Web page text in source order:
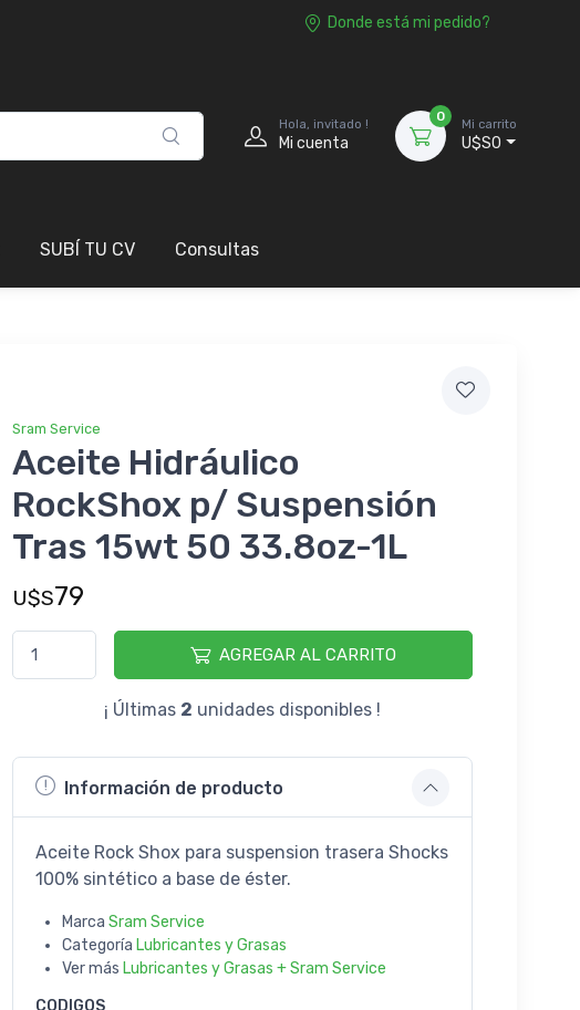
Donde está mi pedido?
Hola, invitado !
Mi cuenta
0
Mi carrito
U$S0
SUBÍ TU CV Consultas
Sram Service
Aceite Hidráulico
RockShox p/ Suspensión
Tras 15wt 50 33.8oz-1L
U$S79
AGREGAR AL CARRITO
¡ Últimas 2 unidades disponibles !
Información de producto
Aceite Rock Shox para suspension trasera Shocks
100% sintético a base de éster.
Marca Sram Service
Categoría Lubricantes y Grasas
Ver más Lubricantes y Grasas + Sram Service